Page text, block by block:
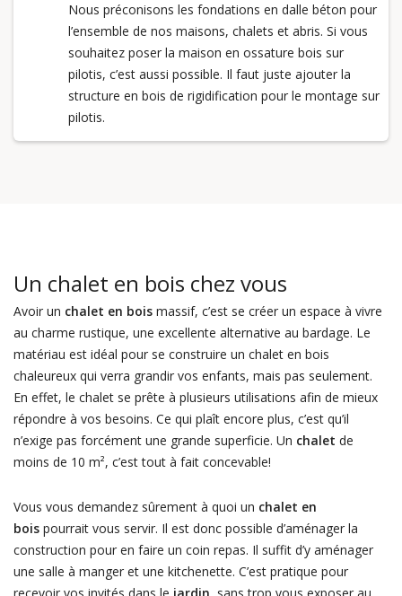
Nous préconisons les fondations en dalle béton pour
l’ensemble de nos maisons, chalets et abris. Si vous
souhaitez poser la maison en ossature bois sur
pilotis, c’est aussi possible. Il faut juste ajouter la
structure en bois de rigidification pour le montage sur
pilotis.
Un chalet en bois chez vous
Avoir un chalet en boismassif, c’est se créer un espace à vivre
au charme rustique, une excellente alternative au bardage. Le
matériau est idéal pour se construire un chalet en bois
chaleureux qui verra grandir vos enfants, mais pas seulement.
En effet, le chalet se prête à plusieurs utilisations afin de mieux
répondre à vos besoins. Ce qui plaît encore plus, c’est qu’il
n’exige pas forcément une grande superficie. Un chalet de
moins de 10 m², c’est tout à fait concevable!
Vous vous demandez sûrement à quoi un chalet en
boispourrait vous servir. Il est donc possible d’aménager la
construction pour en faire un coin repas. Il suffit d’y aménager
une salle à manger et une kitchenette. C’est pratique pour